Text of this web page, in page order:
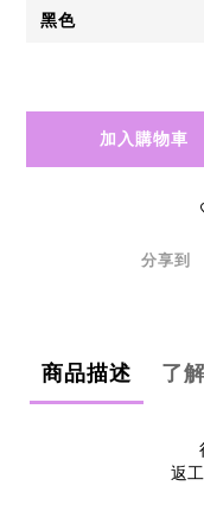
加入購物車
分享到
商品描述 了
返